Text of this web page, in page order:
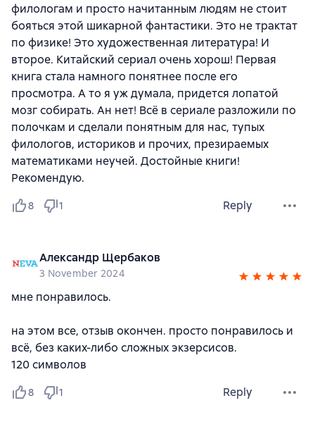
филологам и просто начитанным людям не стоит
бояться этой шикарной фантастики. Это не трактат
по физике! Это художественная литература! И
второе. Китайский сериал очень хорош! Первая
книга стала намного понятнее после его
просмотра. А то я уж думала, придется лопатой
мозг собирать. Ан нет! Всё в сериале разложили по
полочкам и сделали понятным для нас, тупых
филологов, историков и прочих, презираемых
математиками неучей. Достойные книги!
Рекомендую.
8 1 Reply
Александр Щербаков
3 November 2024
мне понравилось.
на этом все, отзыв окончен. просто понравилось и
всё, без каких-либо сложных экзерсисов.
120 символов
8 1 Reply